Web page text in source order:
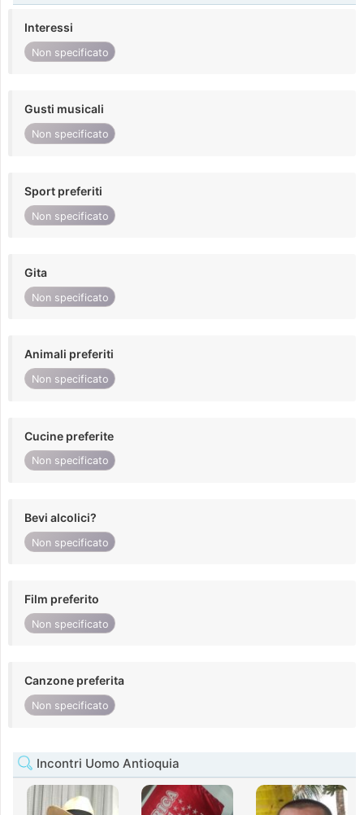
Interessi
Non specificato
Gusti musicali
Non specificato
Sport preferiti
Non specificato
Gita
Non specificato
Animali preferiti
Non specificato
Cucine preferite
Non specificato
Bevi alcolici?
Non specificato
Film preferito
Non specificato
Canzone preferita
Non specificato
Incontri Uomo Antioquia